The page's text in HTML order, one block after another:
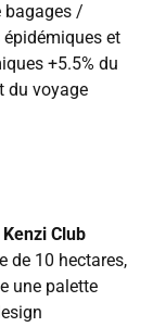
bagages /
épidémiques et
+5.5% du
du voyage
Kenzi Club
de 10 hectares,
une palette